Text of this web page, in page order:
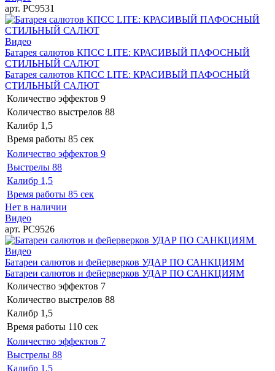
арт. РС9531
Видео
Батарея салютов КПСС LITE: КРАСИВЫЙ ПАФОСНЫЙ
СТИЛЬНЫЙ САЛЮТ
Батарея салютов КПСС LITE: КРАСИВЫЙ ПАФОСНЫЙ
СТИЛЬНЫЙ САЛЮТ
Количество эффектов 9
Количество выстрелов 88
Калибр 1,5
Время работы 85 сек
Количество эффектов 9
Выстрелы 88
Калибр 1,5
Время работы 85 сек
Нет в наличии
Видео
арт. РС9526
Видео
Батареи салютов и фейерверков УДАР ПО САНКЦИЯМ
Батареи салютов и фейерверков УДАР ПО САНКЦИЯМ
Количество эффектов 7
Количество выстрелов 88
Калибр 1,5
Время работы 110 сек
Количество эффектов 7
Выстрелы 88
Калибр 1,5